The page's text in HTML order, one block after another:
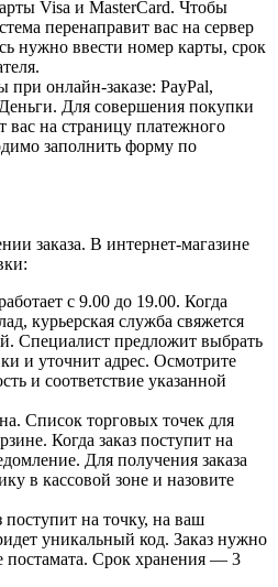
Visa и MasterCard. Чтобы
перенаправит вас на сервер
нужно ввести номер карты, срок
онлайн-заказе: PayPal,
Для совершения покупки
вас на страницу платежного
заполнить форму по
заказа. В интернет-магазине
с 9.00 до 19.00. Когда
курьерская служба свяжется
Специалист предложит выбрать
и уточнит адрес. Осмотрите
и соответствие указанной
Список торговых точек для
Когда заказ поступит на
Для получения заказа
в кассовой зоне и назовите
поступит на точку, на ваш
уникальный код. Заказ нужно
постамата. Срок хранения — 3